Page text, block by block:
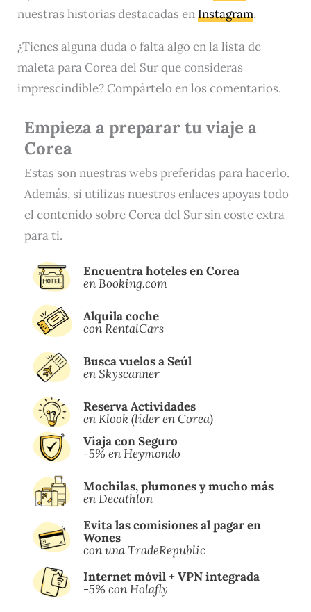
nuestras historias destacadas enInstagram.
¿Tienes alguna duda o falta algo en la lista de
maleta para Corea del Sur que consideras
imprescindible? Compártelo en los comentarios.
Empieza a preparar tu viaje a
Corea
Estas son nuestras webs preferidas para hacerlo.
Además, si utilizas nuestros enlaces apoyas todo
el contenido sobre Corea del Sur sin coste extra
para ti.
Encuentra hoteles en Corea
en Booking.com
Alquila coche
con RentalCars
Busca vuelos a Seúl
en Skyscanner
Reserva Actividades
enKlook (líder en Corea)
Viaja con Seguro
-5% en Heymondo
Mochilas, plumones y mucho más
en Decathlon
Evita las comisiones al pagar en
Wones
con una TradeRepublic
Internet móvil + VPN integrada
-5% con Holafly